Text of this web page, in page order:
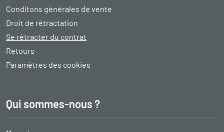
Conditons générales de vente
Droit de rétractation
Se rétracter du contrat
Retours
Paramètres des cookies
Qui sommes-nous ?